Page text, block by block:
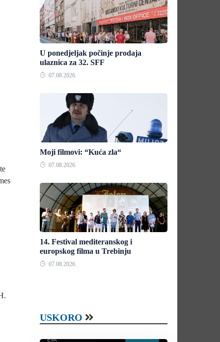
U ponedjeljak počinje prodaja
ulaznica za 32. SFF
07.08.2026.
Moji filmovi: “Kuća zla“
07.08.2026.
14. Festival mediteranskog i
europskog filma u Trebinju
07.08.2026.
USKORO